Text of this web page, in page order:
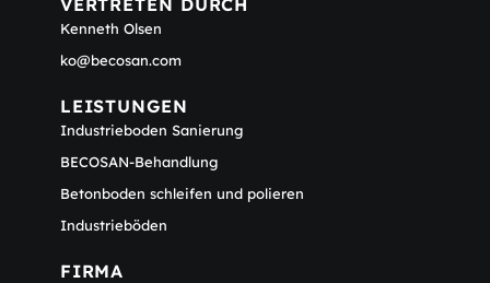
Kenneth Olsen
ko@becosan.com
LEISTUNGEN
Industrieboden Sanierung
BECOSAN-Behandlung
Betonboden schleifen und polieren
Industrieböden
FIRMA